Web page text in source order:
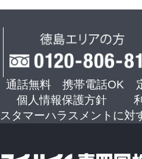
通話無料 携帯電話OK
個人情報保護方針
タマーハラスメントに対